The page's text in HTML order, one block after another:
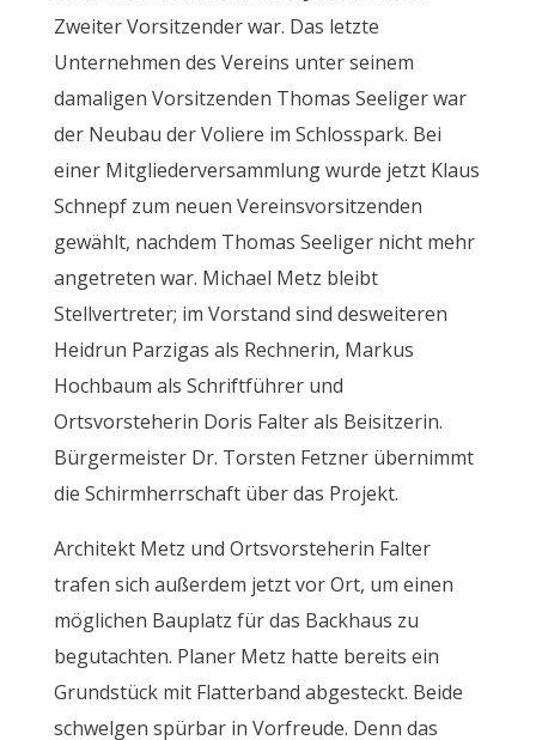
Zweiter Vorsitzender war. Das letzte
Unternehmen des Vereins unter seinem
damaligen Vorsitzenden Thomas Seeliger war
der Neubau der Voliere im Schlosspark. Bei
einer Mitgliederversammlung wurde jetzt Klaus
Schnepf zum neuen Vereinsvorsitzenden
gewählt, nachdem Thomas Seeliger nicht mehr
angetreten war. Michael Metz bleibt
Stellvertreter; im Vorstand sind desweiteren
Heidrun Parzigas als Rechnerin, Markus
Hochbaum als Schriftführer und
Ortsvorsteherin Doris Falter als Beisitzerin.
Bürgermeister Dr. Torsten Fetzner übernimmt
die Schirmherrschaft über das Projekt.
Architekt Metz und Ortsvorsteherin Falter
trafen sich außerdem jetzt vor Ort, um einen
möglichen Bauplatz für das Backhaus zu
begutachten. Planer Metz hatte bereits ein
Grundstück mit Flatterband abgesteckt. Beide
schwelgen spürbar in Vorfreude. Denn das